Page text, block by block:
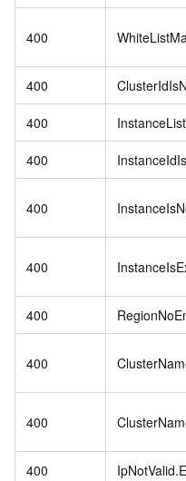
400
400
400
400
400
400
400
400
400
400